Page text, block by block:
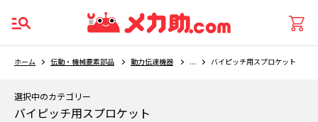
ホーム 伝動・機械要素部品 動力伝達機器 ... バイピッチ用スプロケット
選択中のカテゴリー
バイピッチ用スプロケット